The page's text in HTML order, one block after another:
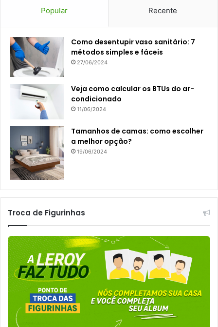
Popular Recente
Como desentupir vaso sanitário: 7
métodos simples e fáceis
27/06/2024
Veja como calcular os BTUs do ar-
condicionado
11/06/2024
Tamanhos de camas: como escolher
a melhor opção?
19/06/2024
Troca de Figurinhas